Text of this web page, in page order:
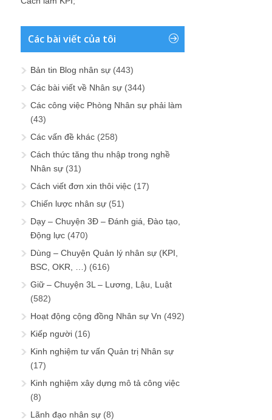
Các bài viết của tôi
Bản tin Blog nhân sự (443)
Các bài viết về Nhân sự (344)
Các công việc Phòng Nhân sự phải làm
(43)
Các vấn đề khác (258)
Cách thức tăng thu nhập trong nghề
Nhân sự (31)
Cách viết đơn xin thôi việc (17)
Chiến lược nhân sự (51)
Dạy – Chuyện 3Đ – Đánh giá, Đào tạo,
Động lực (470)
Dùng – Chuyện Quản lý nhân sự (KPI,
BSC, OKR, …) (616)
Giữ – Chuyện 3L – Lương, Lậu, Luật
(582)
Hoạt động cộng đồng Nhân sự Vn (492)
Kiếp người (16)
Kinh nghiệm tư vấn Quản trị Nhân sự
(17)
Kinh nghiệm xây dựng mô tả công việc
(8)
Lãnh đạo nhân sự (8)